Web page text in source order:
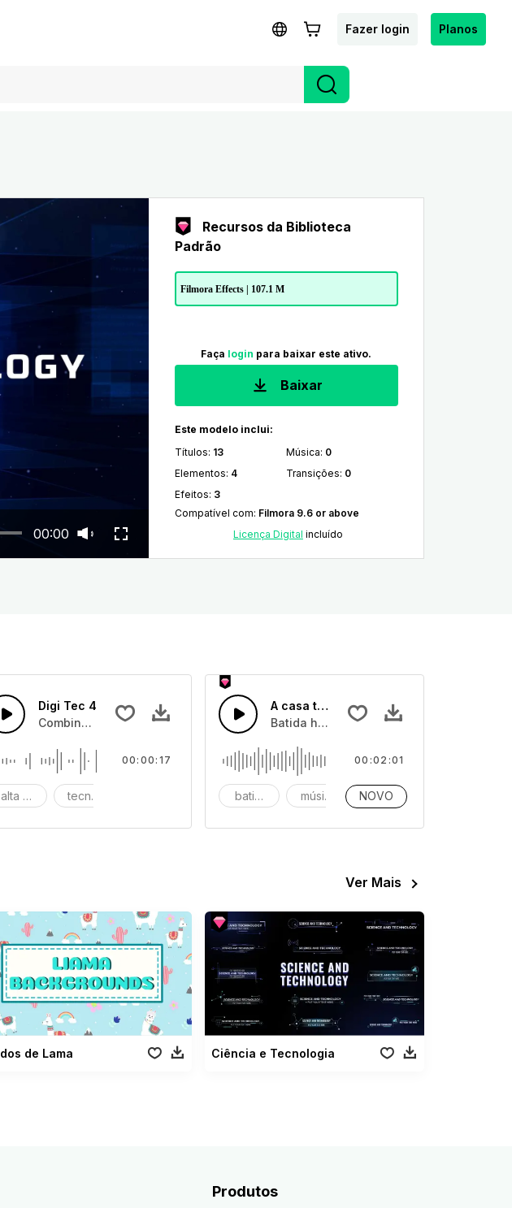
Fazer login Planos
00:00
Recursos da Biblioteca
Padrão
Filmora Effects | 107.1 M
Faça login para baixar este ativo.
Baixar
Este modelo inclui:
Títulos: 13 Música: 0
Elementos: 4 Transições: 0
Efeitos: 3
Compatível com: Filmora 9.6 or above
Licença Digital incluído
anaógica
chão com almofadas pulsantes e bateria anaógica
Digi Tec 4
Combinação de sonso de computação de alta tecnologia digital
alta tecnologiatecnologia digital
00:00:17
A casa tecnológica
Batida house de erro de conduta com
batidas música instrumental
00:02:01
NOVO
Ver Mais
de Lama Ciência e Tecnologia
Produtos